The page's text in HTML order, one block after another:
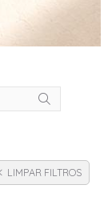
LIMPAR FILTROS